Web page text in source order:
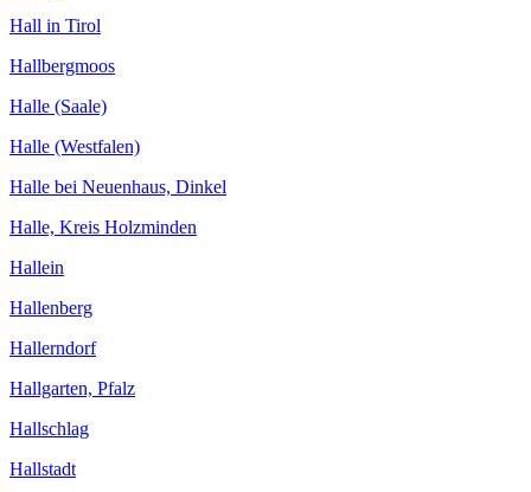
Hall in Tirol
Hallbergmoos
Halle (Saale)
Halle (Westfalen)
Halle bei Neuenhaus, Dinkel
Halle, Kreis Holzminden
Hallein
Hallenberg
Hallerndorf
Hallgarten, Pfalz
Hallschlag
Hallstadt